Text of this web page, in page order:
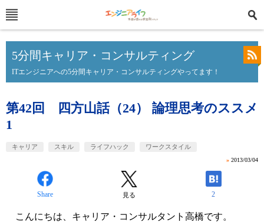
5分間キャリア・コンサルティング
ITエンジニアへの5分間キャリア・コンサルティングやってます！
第42回 四方山話（24） 論理思考のススメ
1
キャリア スキル ライフハック ワークスタイル
» 2013/03/04
Share 見る 2
こんにちは、キャリア・コンサルタント高橋です。